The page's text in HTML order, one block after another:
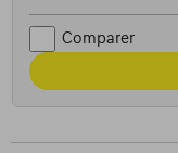
Comparer